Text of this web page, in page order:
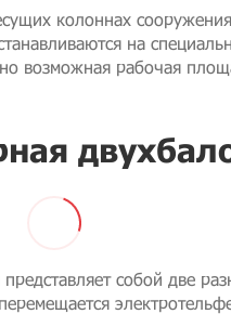
колоннах
на
возможная рабочая
собой две